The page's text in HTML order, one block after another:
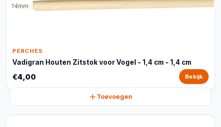
PERCHES
Vadigran Houten Zitstok voor Vogel - 1,4 cm - 1,4 cm
€4,00 Bekijk
Toevoegen